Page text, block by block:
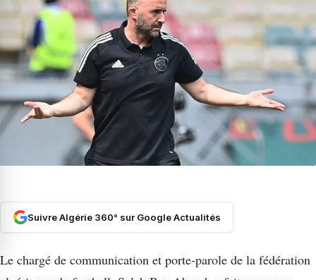
Suivre Algérie 360° sur Google Actualités
Le chargé de communication et porte-parole de la fédération